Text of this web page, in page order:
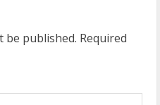
be published. Required